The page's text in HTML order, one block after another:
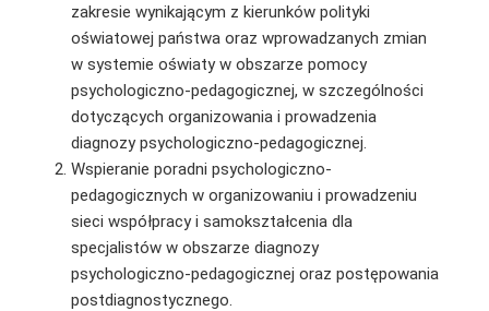
zakresie wynikającym z kierunków polityki
oświatowej państwa oraz wprowadzanych zmian
w systemie oświaty w obszarze pomocy
psychologiczno-pedagogicznej, w szczególności
dotyczących organizowania i prowadzenia
diagnozy psychologiczno-pedagogicznej.
Wspieranie poradni psychologiczno-
pedagogicznych w organizowaniu i prowadzeniu
sieci współpracy i samokształcenia dla
specjalistów w obszarze diagnozy
psychologiczno-pedagogicznej oraz postępowania
postdiagnostycznego.